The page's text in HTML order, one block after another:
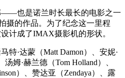
——也是诺兰时长最长的电影之一
的作品。为了纪念这一里程
计成了IMAX摄影机的形状。
特·达蒙（Matt Damon）、安妮·
姆·赫兰德（Tom Holland）、
）、赞达亚（Zendaya）、露